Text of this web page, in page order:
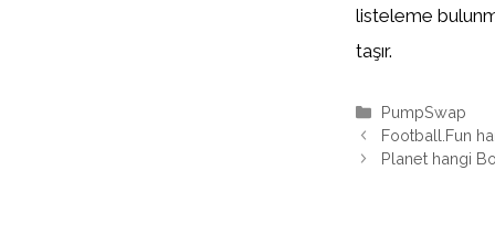
listeleme
taşır.
Kategoriler
PumpSwap
Football.Fun
Planet hangi